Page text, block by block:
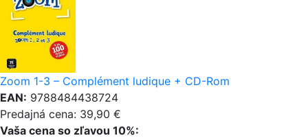
Zoom 1-3 – Complément ludique + CD-Rom
EAN: 9788484438724
Predajná cena: 39,90 €
Vaša cena so zľavou 10%: